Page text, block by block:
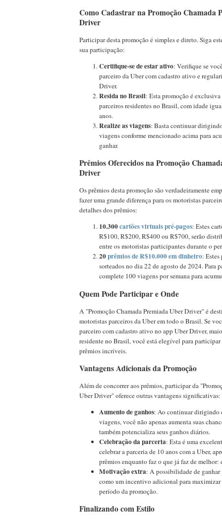
Como Cadastrar na Promoção Chamada
Driver
Participar desta promoção é simples e direto. Siga
sua participação:
Certifique-se de estar ativo: Verifique se
parceiro da Uber com cadastro ativo e
Driver.
Resida no Brasil: Esta promoção é
parceiros residentes no Brasil, com idade
anos.
Realize as viagens: Basta continuar
viagens conforme mencionado acima para
ganhar.
Prêmios Oferecidos na Promoção
Driver
Os prêmios desta promoção são verdadeiramente
fazer uma grande diferença para os motoristas
detalhes dos prêmios:
10.300cartões virtuais pré-pagos: Estes
R$100, R$200, R$400 ou R$700, serão
entre os motoristas participantes durante o
20prêmios de R$10.000 em dinheiro: Estes
sorteados no dia 22 de agosto de 2024. Para
complete 100 viagens por semana para
Quem Pode Participar e Onde
A "Promoção Chamada Premiada Uber Driver" é
motoristas parceiros da Uber em todo o Brasil. Se
parceiro com cadastro ativo no app Uber Driver,
residente no Brasil, você está elegível para participar
prêmios incríveis.
Vantagens Adicionais da Promoção
Além de concorrer aos prêmios, participar da
Uber Driver" oferece outras vantagens significativas:
Aumento de ganhos: Ao continuar dirigindo
viagens, você não apenas aumenta suas
também potencializa seus ganhos diários.
Celebração da parceria: Esta é uma
celebrar a parceria de 10 anos com a Uber,
prêmios enquanto faz o que já faz de melhor:
Motivação extra: A possibilidade de
como um incentivo adicional para maximizar
período da promoção.
Finalizando com Estilo